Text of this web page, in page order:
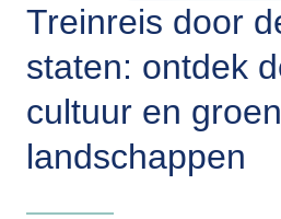
Treinreis door
staten: ontdek
cultuur en
landschappen